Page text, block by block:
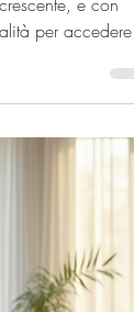
ha
per accedere a
le consulenze
rappresentano
più diffusa.
Cosa puoi
psichiatrica a
guiderò passo
per farti
possono